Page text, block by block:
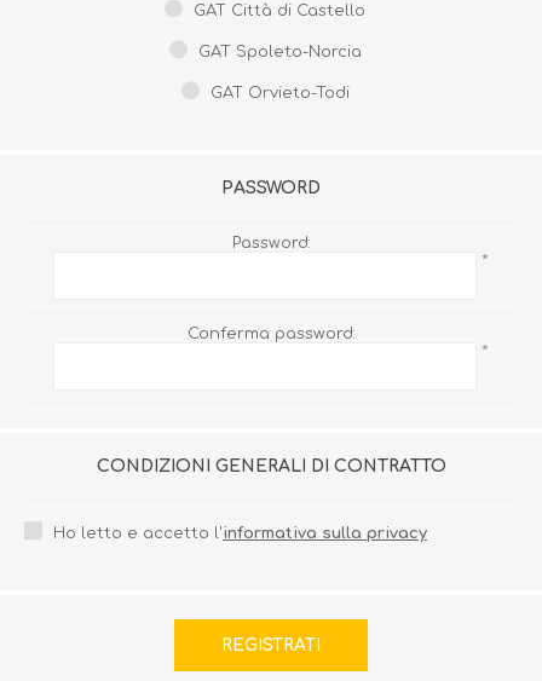
GAT Città di Castello
GAT Spoleto-Norcia
GAT Orvieto-Todi
PASSWORD
Password:
*
Conferma password:
*
CONDIZIONI GENERALI DI CONTRATTO
Ho letto e accetto l'informativa sulla privacy